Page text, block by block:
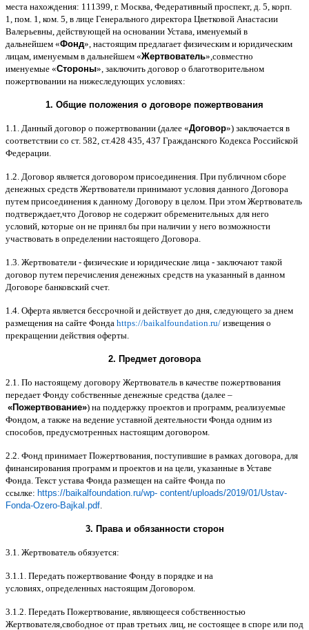
места нахождения: 111399, г. Москва Федеративный проспект, д . 5, корп
1, пом . 1, ком . 5, в лице Генерального директора Цветковой Анастасии
Валерьевны действующей на основании Устава именуемый в
дальнейшем «Фонд», настоящим предлагает физическим и юридическим
лицам именуемым в дальнейшем «Жертвователь», совместно
именуемые «Стороны», заключить договор o благотворительном
пожертвовании на нижеследующих условиях:
1. Общие положения o договоре пожертвования
1.1. Данный договор о пожертвовании (далее «Договор») заключается в
соответствии со ст. 582, ст.428 435, 437 Гражданского Кодекса Российской
Федерации
1.2. Договор является договором присоединения При публичном сборе
денежных средств Жертвователи принимают условия данного Договора
путем присоединения к данному Договору в целом При этом Жертвователь
подтверждает,что Договор не содержит обременительных для него
условий которые он не принял бы при наличии у него возможности
участвовать в определении настоящего Договора
1.3. Жертвователи - физические и юридические лица - заключают такой
договор путем перечисления денежных средств на указанный в данном
Договоре банковский счет.
1.4. Оферта является бессрочной и действует до дня следующего за днем
размещения на сайте Фонда https://baikalfoundation.ru/ извещения о
прекращении действия оферты
2. Предмет договора
2.1. По настоящему договору Жертвователь в качестве пожертвования
передает Фонду собственные денежные средства (далее –
«Пожертвование») на поддержку проектов и программ реализуемые
Фондом а также на ведение уставной деятельности Фонда одним из
способов предусмотренных настоящим договором
2.2. Фонд принимает Пожертвования поступившие в рамках договора для
финансирования программ и проектов и на цели указанные в Уставе
Фонда Текст устава Фонда размещен на сайте Фонда по
ссылке: https://baikalfoundation.ru/wp- content/uploads/2019/01/Ustav-
Fonda-Ozero-Bajkal.pdf
3. Права и обязанности сторон
3.1. Жертвователь обязуется:
3.1.1. Передать пожертвование Фонду в порядке и на
условиях определенных настоящим Договором
3.1.2. Передать Пожертвование являющееся собственностью
Жертвователя свободное от прав третьих лиц не состоящее в споре или под